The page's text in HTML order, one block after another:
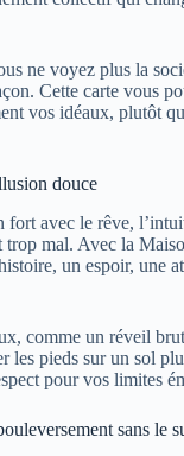
ne voyez plus la
Cette carte vous
vos idéaux, plutôt
douce
fort avec le rêve,
trop mal. Avec la
un espoir, une
comme un réveil
les pieds sur un sol
pour vos limites
sans le